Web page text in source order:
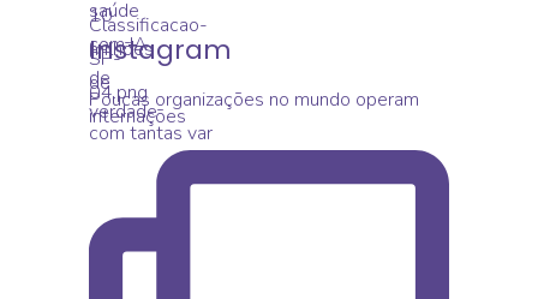
Monitor Segurança Do
Paciente
Instagram
Poucas organizações no mundo operam
com tantas var